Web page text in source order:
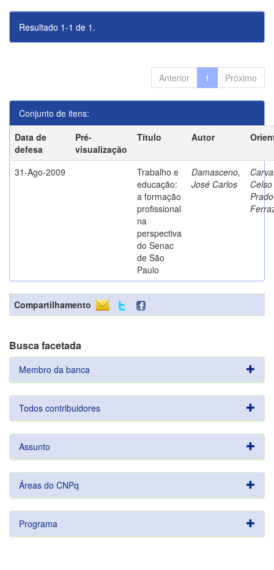
Resultado 1-1 de 1.
Anterior 1 Próximo
Conjunto de itens:
Data de
defesa
Pré-
visualização
Título Autor
31-Ago-2009
Trabalho e
educação:
a formação
profissional
na
perspectiva
do Senac
de São
Paulo
Damasceno,
José Carlos
Prado
Compartilhamento
Busca facetada
Membro da banca
Todos contribuidores
Assunto
Áreas do CNPq
Programa